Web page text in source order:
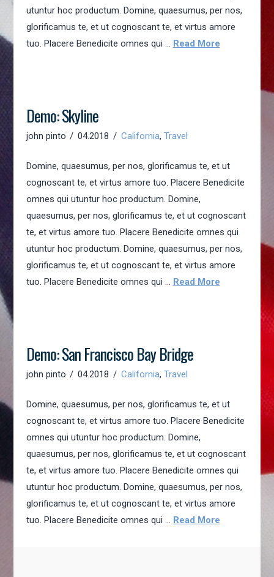
utuntur hoc productum. Domine, quaesumus, per nos,
glorificamus te, et ut cognoscant te, et virtus amore
tuo. Placere Benedicite omnes qui … Read More
Demo: Skyline
john pinto 04.2018 California, Travel
Domine, quaesumus, per nos, glorificamus te, et ut
cognoscant te, et virtus amore tuo. Placere Benedicite
omnes qui utuntur hoc productum. Domine,
quaesumus, per nos, glorificamus te, et ut cognoscant
te, et virtus amore tuo. Placere Benedicite omnes qui
utuntur hoc productum. Domine, quaesumus, per nos,
glorificamus te, et ut cognoscant te, et virtus amore
tuo. Placere Benedicite omnes qui … Read More
Demo: San Francisco Bay Bridge
john pinto 04.2018 California, Travel
Domine, quaesumus, per nos, glorificamus te, et ut
cognoscant te, et virtus amore tuo. Placere Benedicite
omnes qui utuntur hoc productum. Domine,
quaesumus, per nos, glorificamus te, et ut cognoscant
te, et virtus amore tuo. Placere Benedicite omnes qui
utuntur hoc productum. Domine, quaesumus, per nos,
glorificamus te, et ut cognoscant te, et virtus amore
tuo. Placere Benedicite omnes qui … Read More